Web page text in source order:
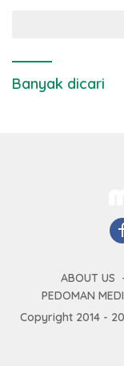
Banyak dicari
ABOUT US
PEDOMAN
Copyright 2014 -